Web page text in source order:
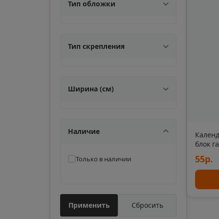
Апшеронск
Ардон
Краснодарский край
Тип обложки
Тип скрепления
Ширина (см)
Наличие
Только в наличии
Применить Сбросить
блок
55р.